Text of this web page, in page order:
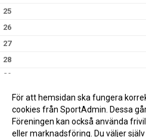
25
26
27
28
29
För att hemsidan ska fungera
cookies från SportAdmin. Dessa
Föreningen kan också använda
eller marknadsföring. Du väljer